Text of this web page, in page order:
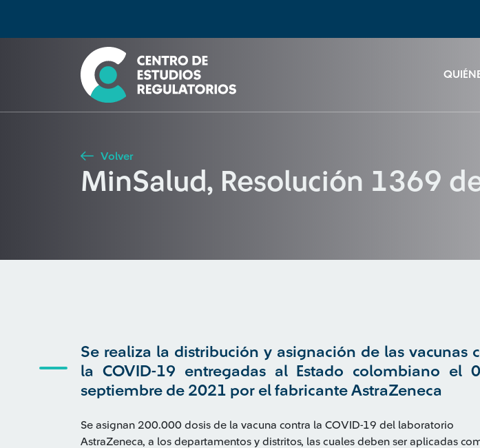
Seleccione país
Buscar
Volver
MinSalud, Resolución 1369
Se realiza la distribución y asignación de las vacunas
la COVID-19 entregadas al Estado colombiano el
septiembre de 2021 por el fabricante AstraZeneca
Se asignan 200.000 dosis de la vacuna contra la COVID-19 del laboratorio
AstraZeneca, a los departamentos y distritos, las cuales deben ser aplicadas